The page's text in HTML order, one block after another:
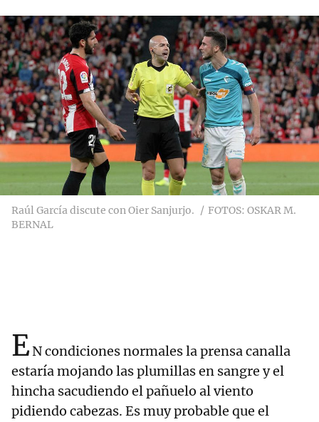
Raúl García discute con Oier Sanjurjo.
FOTOS: OSKAR M.
BERNAL
EN condiciones normales la prensa canalla
estaría mojando las plumillas en sangre y el
hincha sacudiendo el pañuelo al viento
pidiendo cabezas. Es muy probable que el